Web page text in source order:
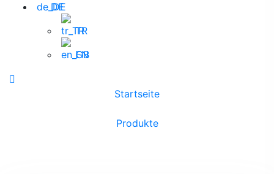
DE
TR
EN
Startseite
Produkte